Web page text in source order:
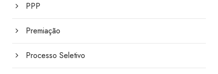
PPP
Premiação
Processo Seletivo